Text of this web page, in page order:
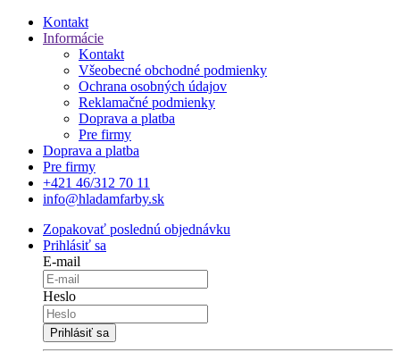
Kontakt
Informácie
Kontakt
Všeobecné obchodné podmienky
Ochrana osobných údajov
Reklamačné podmienky
Doprava a platba
Pre firmy
Doprava a platba
Pre firmy
+421 46/312 70 11
info@hladamfarby.sk
Zopakovať poslednú objednávku
Prihlásiť sa
E-mail
Heslo